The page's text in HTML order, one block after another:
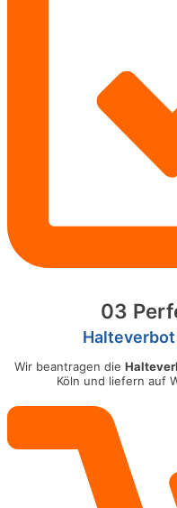
03
Wir beantragen die
Köln und liefern auf